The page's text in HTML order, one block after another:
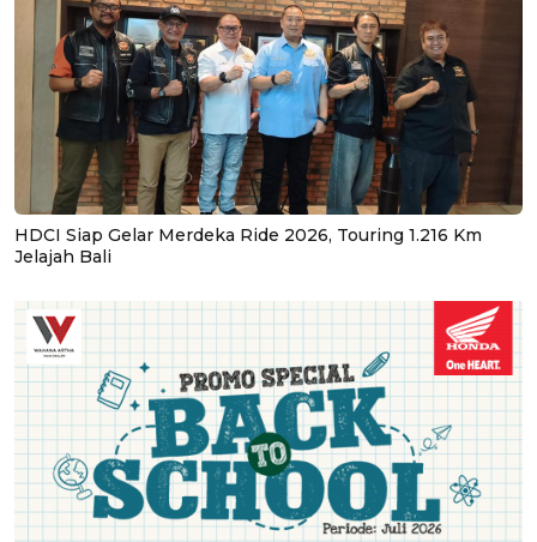
HDCI Siap Gelar Merdeka Ride 2026, Touring 1.216 Km
Jelajah Bali